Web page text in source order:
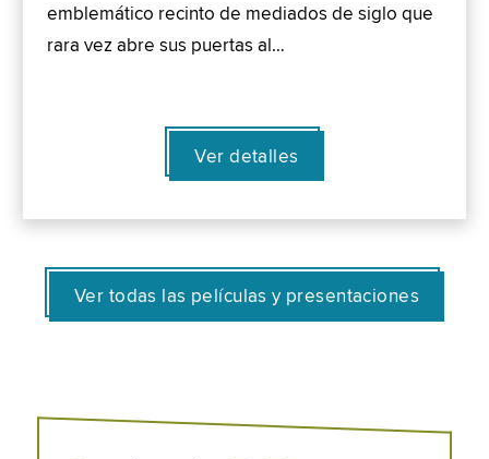
emblemático recinto de mediados de siglo que
rara vez abre sus puertas al…
Ver detalles
Ver todas las películas y presentaciones